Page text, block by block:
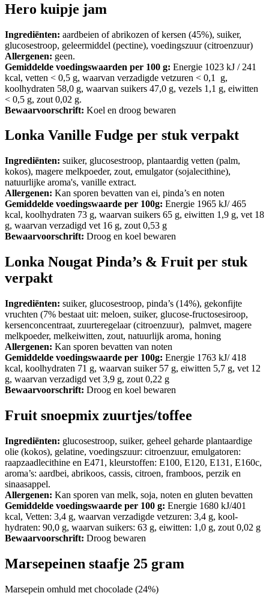
Hero kuipje jam
Ingrediënten: aardbeien of abrikozen of kersen (45%), suiker,
glucosestroop, geleermiddel (pectine), voedingszuur (citroenzuur)
Allergenen: geen.
Gemiddelde voedingswaarden per 100 g: Energie 1023 kJ / 241
kcal, vetten < 0,5 g, waarvan verzadigde vetzuren < 0,1 g,
koolhydraten 58,0 g, waarvan suikers 47,0 g, vezels 1,1 g, eiwitten
< 0,5 g, zout 0,02 g.
Bewaarvoorschrift: Koel en droog bewaren
Lonka Vanille Fudge per stuk verpakt
Ingrediënten: suiker, glucosestroop, plantaardig vetten (palm,
kokos), magere melkpoeder, zout, emulgator (sojalecithine),
natuurlijke aroma's, vanille extract.
Allergenen: Kan sporen bevatten van ei, pinda’s en noten
Gemiddelde voedingswaarde per 100g: Energie 1965 kJ/ 465
kcal, koolhydraten 73 g, waarvan suikers 65 g, eiwitten 1,9 g, vet 18
g, waarvan verzadigd vet 16 g, zout 0,53 g
Bewaarvoorschrift: Droog en koel bewaren
Lonka Nougat Pinda’s & Fruit per stuk
verpakt
Ingrediënten: suiker, glucosestroop, pinda’s (14%), gekonfijte
vruchten (7% bestaat uit: meloen, suiker, glucose-fructosesiroop,
kersenconcentraat, zuurteregelaar (citroenzuur), palmvet, magere
melkpoeder, melkeiwitten, zout, natuurlijk aroma, honing
Allergenen: Kan sporen bevatten van noten
Gemiddelde voedingswaarde per 100g: Energie 1763 kJ/ 418
kcal, koolhydraten 71 g, waarvan suiker 57 g, eiwitten 5,7 g, vet 12
g, waarvan verzadigd vet 3,9 g, zout 0,22 g
Bewaarvoorschrift: Droog en koel bewaren
Fruit snoepmix zuurtjes/toffee
Ingrediënten: glucosestroop, suiker, geheel geharde plantaardige
olie (kokos), gelatine, voedingszuur: citroenzuur, emulgatoren:
raapzaadlecithine en E471, kleurstoffen: E100, E120, E131, E160c,
aroma’s: aardbei, abrikoos, cassis, citroen, framboos, perzik en
sinaasappel.
Allergenen: Kan sporen van melk, soja, noten en gluten bevatten
Gemiddelde voedingswaarde per 100 g: Energie 1680 kJ/401
kcal, Vetten: 3,4 g, waarvan verzadigde vetzuren: 3,4 g, kool-
hydraten: 90,0 g, waarvan suikers: 63 g, eiwitten: 1,0 g, zout 0,02 g
Bewaarvoorschrift: Droog bewaren
Marsepeinen staafje 25 gram
Marsepein omhuld met chocolade (24%)